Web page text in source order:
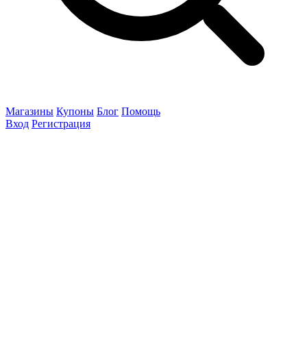
Магазины Купоны Блог Помощь
Вход Регистрация